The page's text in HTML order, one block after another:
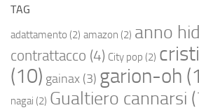
TAG
adattamento (2) amazon (2) anno
contrattacco (4) City pop (2)
(10) gainax (3) garion-oh
nagai (2) Gualtiero cannarsi